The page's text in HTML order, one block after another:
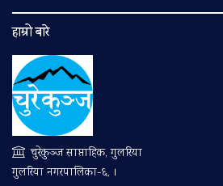
हाम्रो बारे
चुरेकुञ्ज साप्ताहिक, गुलरिया
गुलरिया नगरपालिका-६, ।